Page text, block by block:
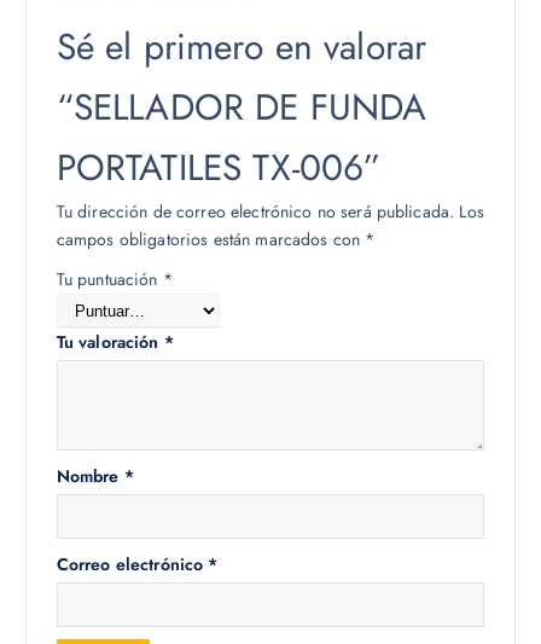
Sé el primero en valorar
“SELLADOR DE FUNDA
PORTATILES TX-006”
Tu dirección de correo electrónico no será publicada. Los
campos obligatorios están marcados con *
Tu puntuación *
Tu valoración *
Nombre *
Correo electrónico *